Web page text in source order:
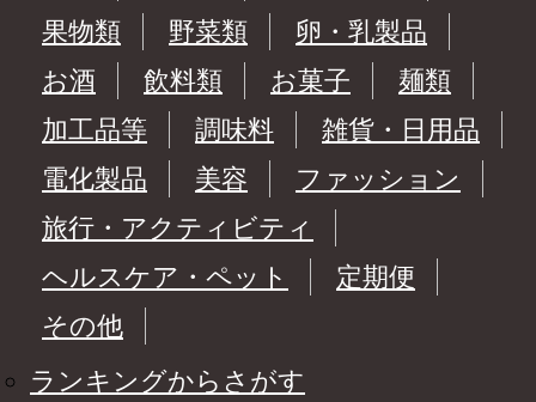
果物類
野菜類
卵・乳製品
お酒
飲料類 お菓子
麺類
加工品等
調味料
雑貨・日用品
電化製品
美容
ファッション
旅行・アクティビティ
ヘルスケア・ペット
定期便
その他
ランキングからさがす